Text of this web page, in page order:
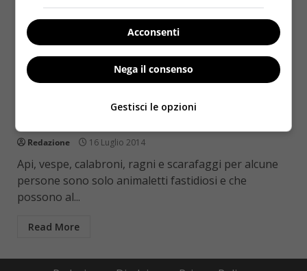
La fobia degli insetti e dei ragni: cosa la
Redazione 16 Luglio 2014
Api, vespe, calabroni, ragni e scarafaggi per alcune
persone sono solo animaletti fastidiosi e che
possono al...
Read More
Acconsenti
Nega il consenso
Gestisci le opzioni